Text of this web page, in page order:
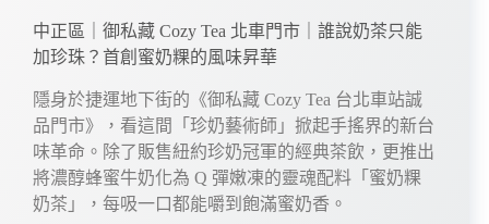
中正區｜御私藏 Cozy Tea 北車門市｜誰說奶茶只能
加珍珠？首創蜜奶粿的風味昇華
隱身於捷運地下街的《御私藏 Cozy Tea 台北車站誠
品門市》，看這間「珍奶藝術師」掀起手搖界的新台
味革命。除了販售紐約珍奶冠軍的經典茶飲，更推出
將濃醇蜂蜜牛奶化為 Q 彈嫩凍的靈魂配料「蜜奶粿
奶茶」，每吸一口都能嚼到飽滿蜜奶香。